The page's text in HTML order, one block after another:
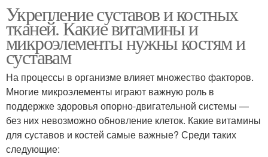
Укрепление суставов и костных
тканей. Какие витамины и
микроэлементы нужны костям и
суставам
На процессы в организме влияет множество факторов.
Многие микроэлементы играют важную роль в
поддержке здоровья опорно-двигательной системы —
без них невозможно обновление клеток. Какие витамины
для суставов и костей самые важные? Среди таких
следующие: